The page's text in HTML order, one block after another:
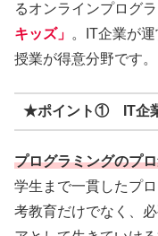
るオンラインプログ
キッズ」 。IT企業が
授業が得意分野です。
★ポイント① IT企業
プログラミングのプ
学生まで一貫したプ
考教育だけでなく、